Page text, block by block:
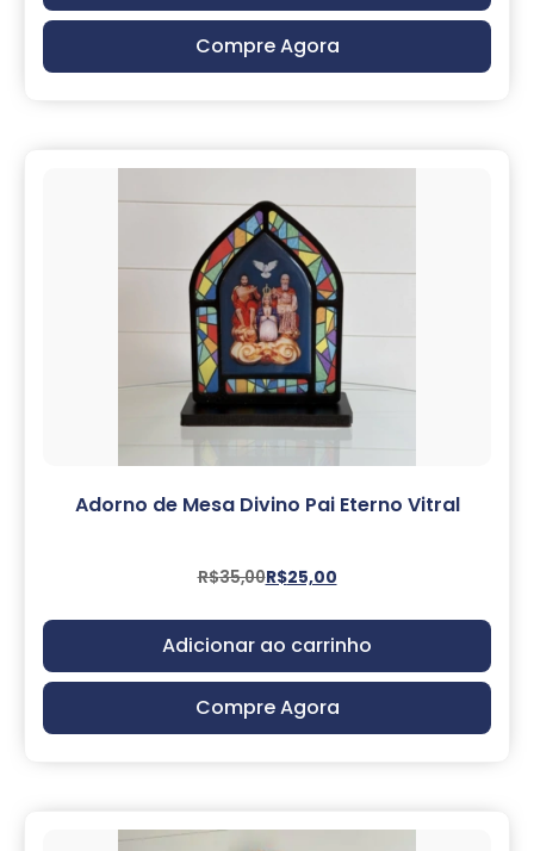
Compre Agora
Adorno de Mesa Divino Pai Eterno Vitral
R$35,00R$25,00
Adicionar ao carrinho
Compre Agora